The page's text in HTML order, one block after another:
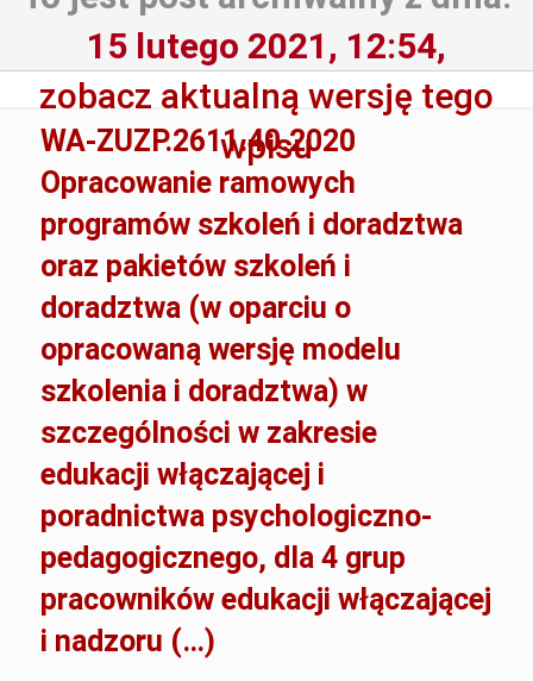
15 lutego 2021, 12:54,
zobacz aktualną wersję tego
wpisu
WA-ZUZP.2611.40.2020
Opracowanie ramowych
programów szkoleń i doradztwa
oraz pakietów szkoleń i
doradztwa (w oparciu o
opracowaną wersję modelu
szkolenia i doradztwa) w
szczególności w zakresie
edukacji włączającej i
poradnictwa psychologiczno-
pedagogicznego, dla 4 grup
pracowników edukacji włączającej
i nadzoru (…)